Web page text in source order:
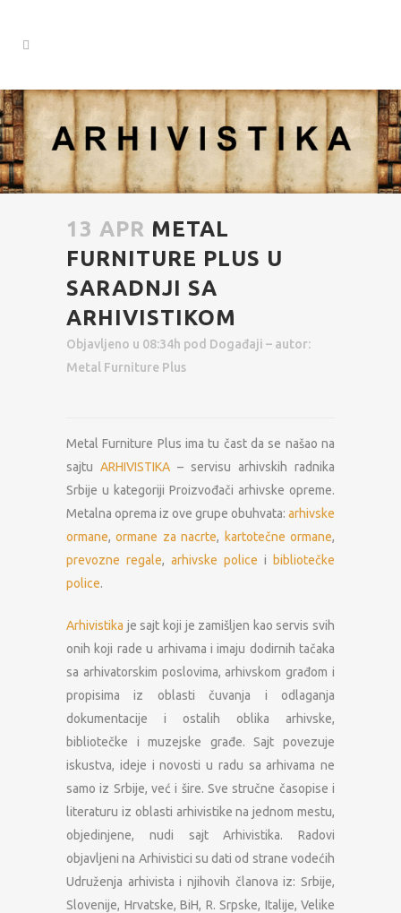
13 APR METAL
FURNITURE PLUS U
SARADNJI SA
ARHIVISTIKOM
Objavljeno u 08:34h pod Događaji – autor:
Metal Furniture Plus
Metal Furniture Plus ima tu čast da se našao na
sajtu ARHIVISTIKA – servisu arhivskih radnika
Srbije u kategoriji Proizvođači arhivske opreme.
Metalna oprema iz ove grupe obuhvata: arhivske
ormane,ormane za nacrte, kartotečne ormane,
prevozne regale, arhivske police i bibliotečke
police.
Arhivistika je sajt koji je zamišljen kao servis svih
onih koji rade u arhivama i imaju dodirnih tačaka
sa arhivatorskim poslovima, arhivskom građom i
propisima iz oblasti čuvanja i odlaganja
dokumentacije i ostalih oblika arhivske,
bibliotečke i muzejske građe. Sajt povezuje
iskustva, ideje i novosti u radu sa arhivama ne
samo iz Srbije, već i šire. Sve stručne časopise i
literaturu iz oblasti arhivistike na jednom mestu,
objedinjene, nudi sajt Arhivistika. Radovi
objavljeni na Arhivistici su dati od strane vodećih
Udruženja arhivista i njihovih članova iz: Srbije,
Slovenije, Hrvatske, BiH, R. Srpske, Italije, Velike